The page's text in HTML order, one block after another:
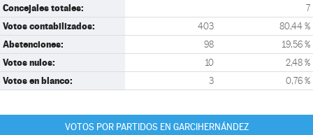
Concejales totales: 7
Votos contabilizados: 403 80,44 %
Abstenciones: 98 19,56 %
Votos nulos: 10 2,48 %
Votos en blanco: 3 0,76 %
VOTOS POR PARTIDOS EN GARCIHERNÁNDEZ